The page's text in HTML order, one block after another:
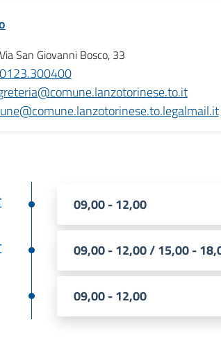
Via San Giovanni Bosco, 33
0123.300400
09,00 - 12,00
09,00 - 12,00 / 15,00 -
09,00 - 12,00